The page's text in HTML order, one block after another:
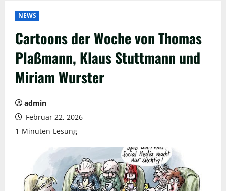
NEWS
Cartoons der Woche von Thomas
Plaßmann, Klaus Stuttmann und
Miriam Wurster
admin
Februar 22, 2026
1-Minuten-Lesung